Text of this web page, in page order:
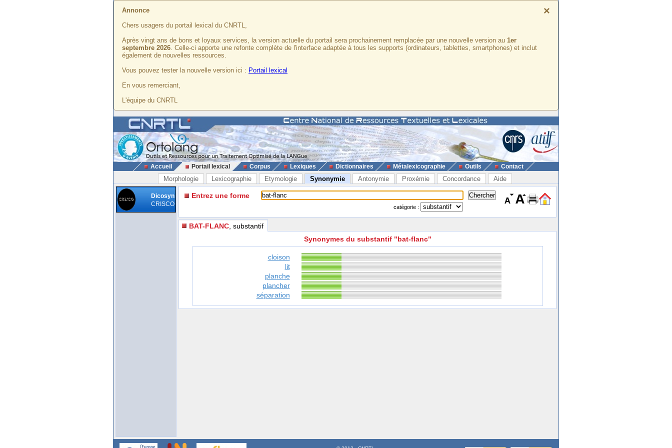
×
Annonce
Chers usagers du portail lexical du CNRTL,
Après vingt ans de bons et loyaux services, la version actuelle du portail sera prochainement remplacée par une nouvelle version au 1er
septembre 2026. Celle-ci apporte une refonte complète de l'interface adaptée à tous les supports (ordinateurs, tablettes, smartphones) et inclut
également de nouvelles ressources.
Vous pouvez tester la nouvelle version ici : Portail lexical
En vous remerciant,
L'équipe du CNRTL
Accueil Portail lexical Corpus Lexiques Dictionnaires Métalexicographie Outils Contact
Morphologie Lexicographie Etymologie Synonymie Antonymie Proxémie Concordance Aide
Dicosyn
CRISCO
Entrez une forme
catégorie :
BAT-FLANC , substantif
Synonymes du substantif "bat-flanc"
cloison
lit
planche
plancher
séparation